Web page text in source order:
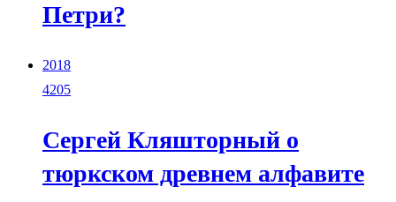
Петри?
2018
4205
Сергей Кляшторный о
тюркском древнем алфавите